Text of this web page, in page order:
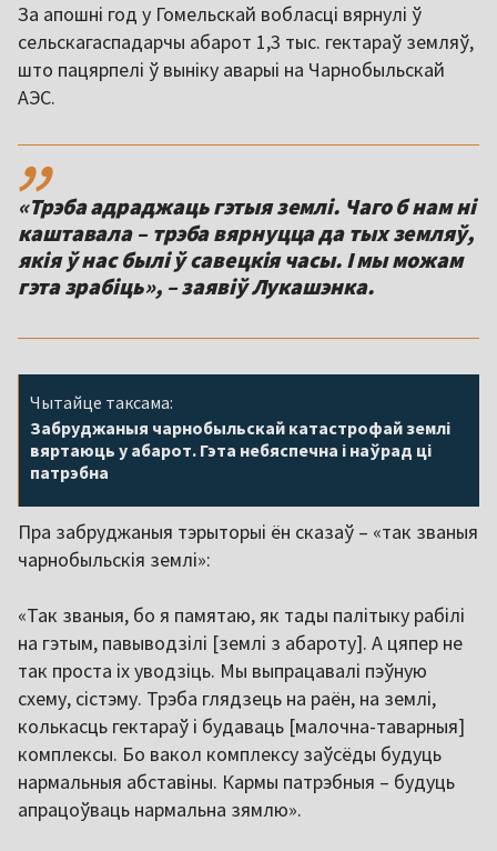
За апошні год у Гомельскай вобласці вярнулі ў
сельскагаспадарчы абарот 1,3 тыс. гектараў земляў,
што пацярпелі ў выніку аварыі на Чарнобыльскай
АЭС.
,,
«Трэба адраджаць гэтыя землі. Чаго б нам ні
каштавала – трэба вярнуцца да тых земляў,
якія ў нас былі ў савецкія часы. І мы можам
гэта зрабіць», – заявіў Лукашэнка.
Чытайце таксама:
Забруджаныя чарнобыльскай катастрофай землі
вяртаюць у абарот. Гэта небяспечна і наўрад ці
патрэбна
Пра забруджаныя тэрыторыі ён сказаў – «так званыя
чарнобыльскія землі»:
«Так званыя, бо я памятаю, як тады палітыку рабілі
на гэтым, павыводзілі [землі з абароту]. А цяпер не
так проста іх уводзіць. Мы выпрацавалі пэўную
схему, сістэму. Трэба глядзець на раён, на землі,
колькасць гектараў і будаваць [малочна-таварныя]
комплексы. Бо вакол комплексу заўсёды будуць
нармальныя абставіны. Кармы патрэбныя – будуць
апрацоўваць нармальна зямлю».